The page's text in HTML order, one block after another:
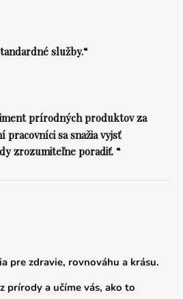
služby.“
prírodných produktov za
pracovníci sa snažia vyjsť
zrozumiteľne poradiť. “
pre zdravie, rovnováhu a krásu.
prírody a učíme vás, ako to